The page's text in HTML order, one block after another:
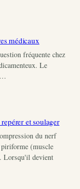
médicaux
fréquente chez
Le
et soulager
du nerf
piriforme (muscle
Lorsqu'il devient